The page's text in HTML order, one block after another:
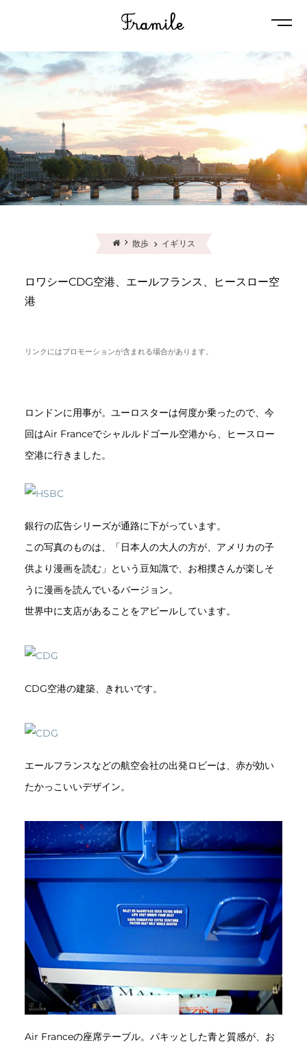
散歩 イギリス
ロワシーCDG空港、エールフランス、ヒースロー空
港
リンクにはプロモーションが含まれる場合があります。
ロンドンに用事が。ユーロスターは何度か乗ったので、今
回はAir Franceでシャルルドゴール空港から、ヒースロー
空港に行きました。
銀行の広告シリーズが通路に下がっています。
この写真のものは、「日本人の大人の方が、アメリカの子
供より漫画を読む」という豆知識で、お相撲さんが楽しそ
うに漫画を読んでいるバージョン。
世界中に支店があることをアピールしています。
CDG空港の建築、きれいです。
エールフランスなどの航空会社の出発ロビーは、赤が効い
たかっこいいデザイン。
Air Franceの座席テーブル。パキッとした青と質感が、お